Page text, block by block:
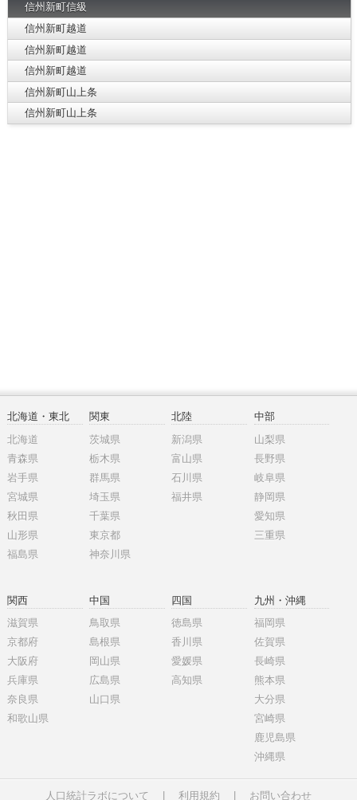
信州新町信級
信州新町越道
信州新町越道
信州新町越道
信州新町山上条
信州新町山上条
北海道・東北
北海道
青森県
岩手県
宮城県
秋田県
山形県
福島県
関東
茨城県
栃木県
群馬県
埼玉県
千葉県
東京都
神奈川県
北陸
新潟県
富山県
石川県
福井県
中部
山梨県
長野県
岐阜県
静岡県
愛知県
三重県
関西
滋賀県
京都府
大阪府
兵庫県
奈良県
和歌山県
中国
鳥取県
島根県
岡山県
広島県
山口県
四国
徳島県
香川県
愛媛県
高知県
九州・沖縄
福岡県
佐賀県
長崎県
熊本県
大分県
宮崎県
鹿児島県
沖縄県
人口統計ラボについて 利用規約 お問い合わせ